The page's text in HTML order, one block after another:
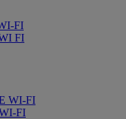
FI
FI
WI-FI
FI